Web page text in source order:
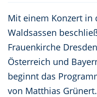
Mit einem Konzert in
Waldsassen
Frauenkirche
Österreich und
beginnt das
von Matthias